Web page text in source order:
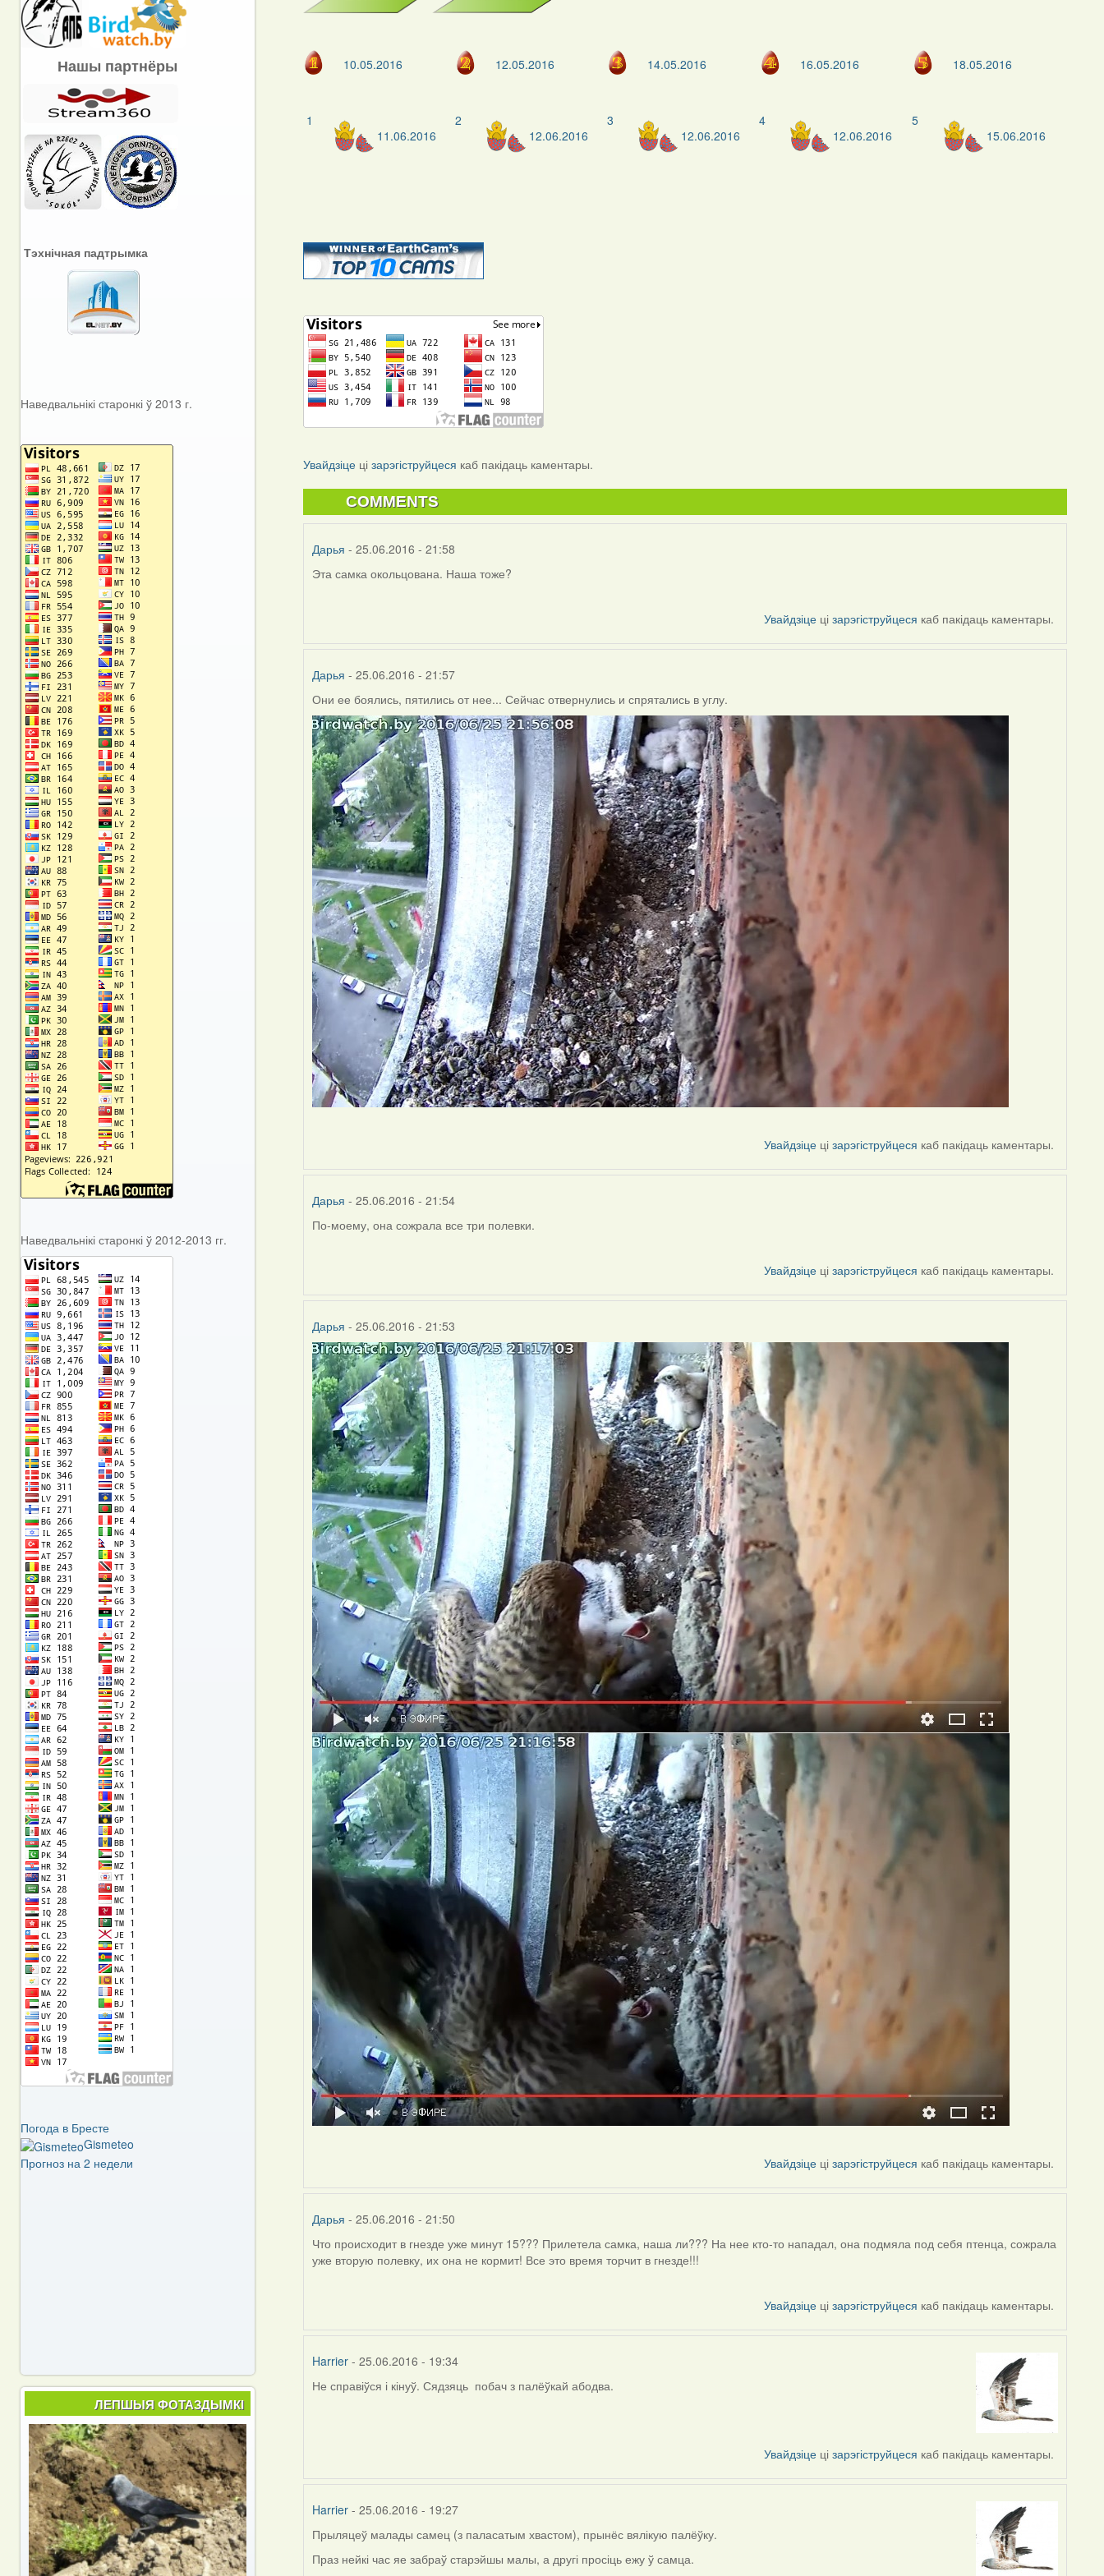
10.05.2016 12.05.2016 14.05.2016 16.05.2016 18.05.2016
1
11.06.2016
2
12.06.2016
3
12.06.2016
4
12.06.2016
5
15.06.2016
Увайдзіце цізарэгіструйцеся каб пакідаць каментары.
COMMENTS
Дарья - 25.06.2016 - 21:58
Эта самка окольцована. Наша тоже?
Увайдзіце цізарэгіструйцеся каб пакідаць каментары.
Дарья - 25.06.2016 - 21:57
Они ее боялись, пятились от нее... Сейчас отвернулись и спрятались в углу.
Увайдзіце цізарэгіструйцеся каб пакідаць каментары.
Дарья - 25.06.2016 - 21:54
По-моему, она сожрала все три полевки.
Увайдзіце цізарэгіструйцеся каб пакідаць каментары.
Дарья - 25.06.2016 - 21:53
Увайдзіце цізарэгіструйцеся каб пакідаць каментары.
Дарья - 25.06.2016 - 21:50
Что происходит в гнезде уже минут 15??? Прилетела самка, наша ли??? На нее кто-то нападал, она подмяла под себя птенца, сожрала
уже вторую полевку, их она не кормит! Все это время торчит в гнезде!!!
Увайдзіце цізарэгіструйцеся каб пакідаць каментары.
Harrier - 25.06.2016 - 19:34
Не справіўся і кінуў. Сядзяць побач з палёўкай абодва.
Увайдзіце цізарэгіструйцеся каб пакідаць каментары.
Harrier - 25.06.2016 - 19:27
Прыляцеў малады самец (з паласатым хвастом), прынёс вялікую палёўку.
Праз нейкі час яе забраў старэйшы малы, а другі просіць ежу ў самца.
Нашы партнёры
Тэхнічная падтрымка
Наведвальнікі старонкі ў 2013 г.
Наведвальнікі старонкі ў 2012-2013 гг.
Погода в Бресте
Gismeteo
Прогноз на 2 недели
ЛЕПШЫЯ ФОТАЗДЫМКІ